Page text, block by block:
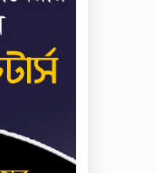
কাফন-
প্রশিক্ষণ
বৃষ্টির